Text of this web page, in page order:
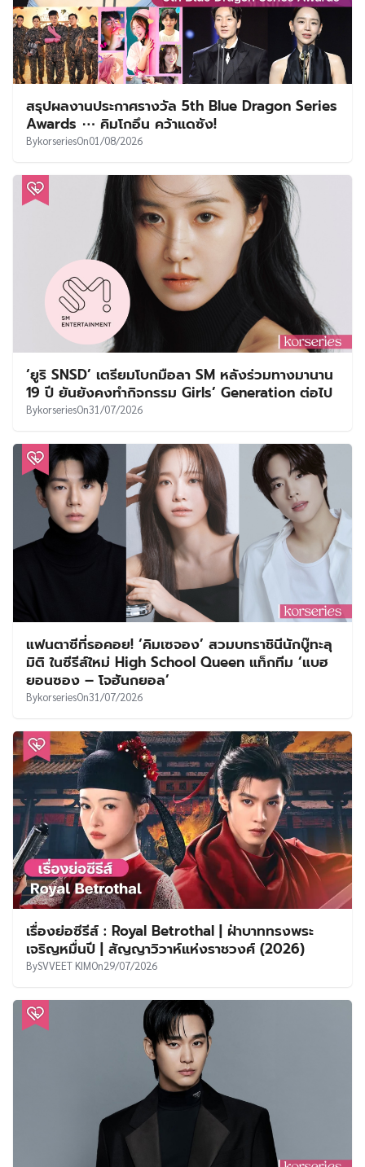
สรุปผลงานประกาศรางวัล 5th Blue Dragon Series
Awards ⋯ คิมโกอึน คว้าแดซัง!
BykorseriesOn01/08/2026
‘ยูริ SNSD’ เตรียมโบกมือลา SM หลังร่วมทางมานาน
19 ปี ยันยังคงทำกิจกรรม Girls’ Generation ต่อไป
BykorseriesOn31/07/2026
แฟนตาซีที่รอคอย! ‘คิมเซจอง’ สวมบทราชินีนักบู๊ทะลุ
มิติ ในซีรีส์ใหม่ High School Queen แท็กทีม ‘แบฮ
ยอนซอง – โจฮันกยอล’
BykorseriesOn31/07/2026
เรื่องย่อซีรีส์ : Royal Betrothal | ฝ่าบาททรงพระ
เจริญหมื่นปี | สัญญาวิวาห์แห่งราชวงศ์ (2026)
BySVVEET KIMOn29/07/2026